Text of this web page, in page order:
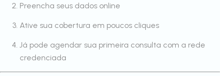
Preencha seus dados online
Ative sua cobertura em poucos cliques
Já pode agendar sua primeira consulta com a rede
credenciada